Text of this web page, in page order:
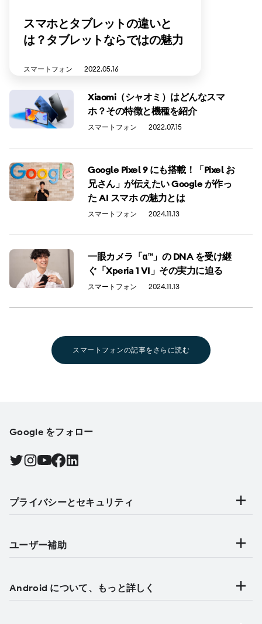
スマホとタブレットの違いと
は？タブレットならではの魅力
スマートフォン 2022.05.16
Xiaomi（シャオミ）はどんなスマ
ホ？その特徴と機種を紹介
スマートフォン 2022.07.15
Google Pixel 9 にも搭載！「Pixel お
兄さん」が伝えたい Google が作っ
た AI スマホ の魅力とは
スマートフォン 2024.11.13
一眼カメラ「α™」の DNA を受け継
ぐ「Xperia 1 VI」その実力に迫る
スマートフォン 2024.11.13
スマートフォンの記事をさらに読む
Google をフォロー
Twitter で Android をフォローする, 新しいタブで開く
Instagram で Android をフォローする, 新しいタブで開く
YouTube で Android をフォローする, 新しいタブで開く
Facebook で Android をフォローする, 新しいタブで開く
Find Android on LinkedIn, 新しいタブで開く
プライバシーとセキュリティ
ユーザー補助
Android について、もっと詳しく